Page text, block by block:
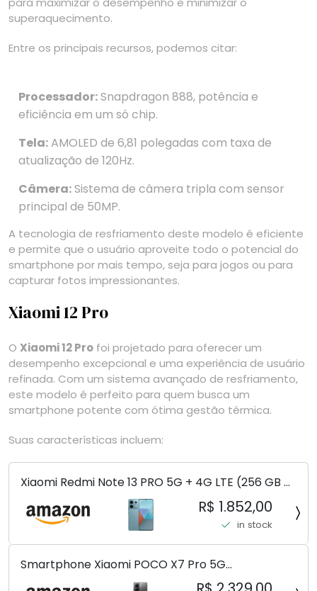
superaquecimento.
Entre os principais recursos, podemos citar:
Processador:Snapdragon 888, potência e
eficiência em um só chip.
Tela:AMOLED de 6,81 polegadas com taxa de
atualização de 120Hz.
Câmera:Sistema de câmera tripla com sensor
principal de 50MP.
A tecnologia de resfriamento deste modelo é eficiente
e permite que o usuário aproveite todo o potencial do
smartphone por mais tempo, seja para jogos ou para
capturar fotos impressionantes.
Xiaomi 12 Pro
O Xiaomi 12 Pro foi projetado para oferecer um
desempenho excepcional e uma experiência de usuário
refinada. Com um sistema avançado de resfriamento,
este modelo é perfeito para quem busca um
smartphone potente com ótima gestão térmica.
Suas características incluem:
Xiaomi Redmi Note 13 PRO 5G + 4G LTE (256 GB +
8 GB) 200 MP Triplo (Mobile Mint Tello e) +
(Pacote de carregador duplo de carro rápido)
(Ocean Teal (ROM))
R$ 1.852,00
in stock
Smartphone Xiaomi POCO X7 Pro 5G
8+256GB/12+256GB/12+512GB